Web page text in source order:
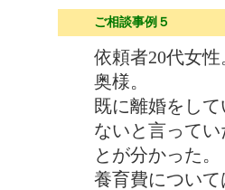
ご相談事例５
依頼者20代女
奥様。
既に離婚をし
ないと言って
とが分かった。
養育費につい